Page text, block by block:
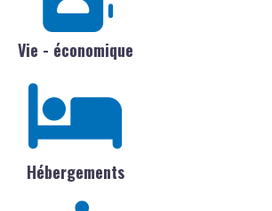
Vie - économique
Hébergements